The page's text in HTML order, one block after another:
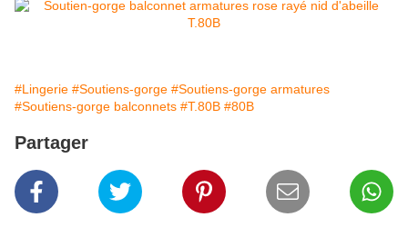
#Lingerie #Soutiens-gorge #Soutiens-gorge armatures
#Soutiens-gorge balconnets #T.80B #80B
Partager